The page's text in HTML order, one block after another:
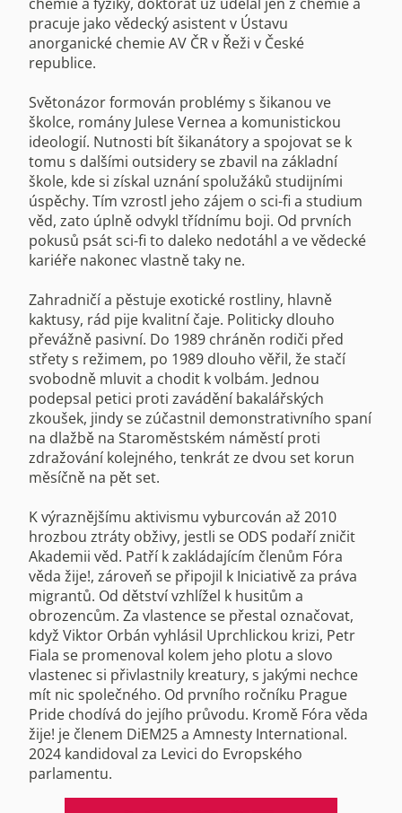
pracuje jako vědecký asistent v Ústavu
anorganické chemie AV ČR v Řeži v České
republice.
Světonázor formován problémy s šikanou ve
školce, romány Julese Vernea a komunistickou
ideologií. Nutnosti bít šikanátory a spojovat se k
tomu s dalšími outsidery se zbavil na základní
škole, kde si získal uznání spolužáků studijními
úspěchy. Tím vzrostl jeho zájem o sci-fi a studium
věd, zato úplně odvykl třídnímu boji. Od prvních
pokusů psát sci-fi to daleko nedotáhl a ve vědecké
kariéře nakonec vlastně taky ne.
Zahradničí a pěstuje exotické rostliny, hlavně
kaktusy, rád pije kvalitní čaje. Politicky dlouho
převážně pasivní. Do 1989 chráněn rodiči před
střety s režimem, po 1989 dlouho věřil, že stačí
svobodně mluvit a chodit k volbám. Jednou
podepsal petici proti zavádění bakalářských
zkoušek, jindy se zúčastnil demonstrativního spaní
na dlažbě na Staroměstském náměstí proti
zdražování kolejného, tenkrát ze dvou set korun
měsíčně na pět set.
K výraznějšímu aktivismu vyburcován až 2010
hrozbou ztráty obživy, jestli se ODS podaří zničit
Akademii věd. Patří k zakládajícím členům Fóra
věda žije!, zároveň se připojil k Iniciativě za práva
migrantů. Od dětství vzhlížel k husitům a
obrozencům. Za vlastence se přestal označovat,
když Viktor Orbán vyhlásil Uprchlickou krizi, Petr
Fiala se promenoval kolem jeho plotu a slovo
vlastenec si přivlastnily kreatury, s jakými nechce
mít nic společného. Od prvního ročníku Prague
Pride chodívá do jejího průvodu. Kromě Fóra věda
žije! je členem DiEM25 a Amnesty International.
2024 kandidoval za Levici do Evropského
parlamentu.